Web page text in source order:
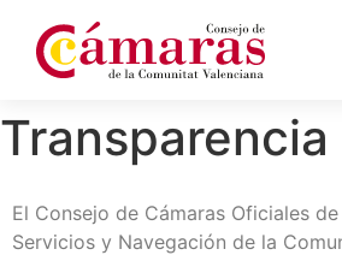
Transparencia
El Consejo de Cámaras Oficiales
Servicios y Navegación de la